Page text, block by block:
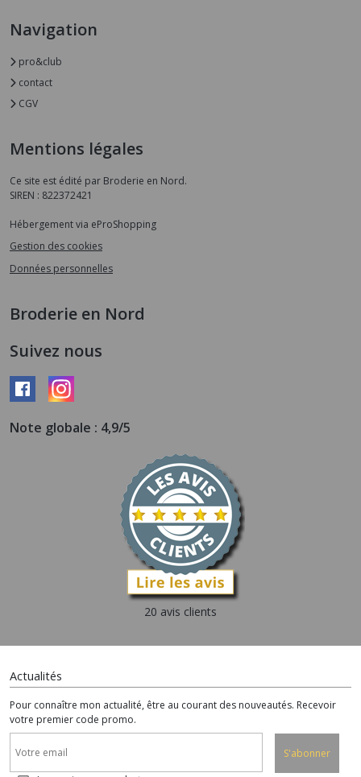
Navigation
pro&club
contact
CGV
Mentions légales
Ce site est édité par Broderie en Nord.
SIREN : 822372421
Hébergement via eProShopping
Gestion des cookies
Données personnelles
Broderie en Nord
Suivez nous
Note globale : 4,9/5
20 avis clients
Actualités
Pour connaître mon actualité, être au courant des nouveautés. Recevoir
votre premier code promo.
S'abonner